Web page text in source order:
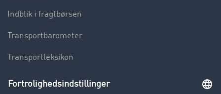
Indblik i fragtbørsen
Transportbarometer
Transportleksikon
Lastbilkørsel forbudt